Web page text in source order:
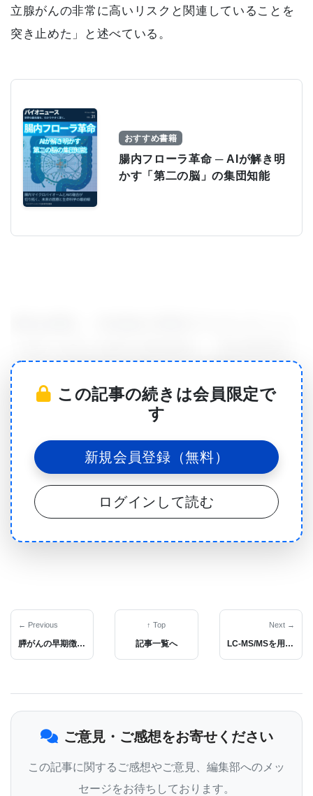
立腺がんの非常に高いリスクと関連していることを
突き止めた」と述べている。
おすすめ書籍
腸内フローラ革命 ─ AIが解き明
かす「第二の脳」の集団知能
はこれらのY染色体を対象にして、米国内でがん種
別発症率で2位の前立腺がんのリスクを高めている遺
伝子突然変異を探る研究を計画している」と述べ
た。
ほとんどのY染色体は、細胞分裂中に再結合しない
ため、事実上そのまま父親から男児に受け継がれ
共有している。だからユタ州の男性住民の各Y染色
体の前立腺がんリスクを予測することもできるは
この研究はUtah Population Data Base (UPDB) を基
本にしており、そのUPDBには1800年代のユタ州の
開拓者を含む650万を超える過去現在の住民のデータ
が登録されている。UPDBの開拓者の系図は一般的
この記事の続きは会員限定で
す
新規会員登録（無料）
ログインして読む
← Previous
膵がんの早期徴候突き止め、早期発見に前進
↑ Top
記事一覧へ
Next →
LC-MS/MSを用いて真菌のロイシノスタチンを発見
ご意見・ご感想をお寄せください
この記事に関するご感想やご意見、編集部へのメッ
セージをお待ちしております。